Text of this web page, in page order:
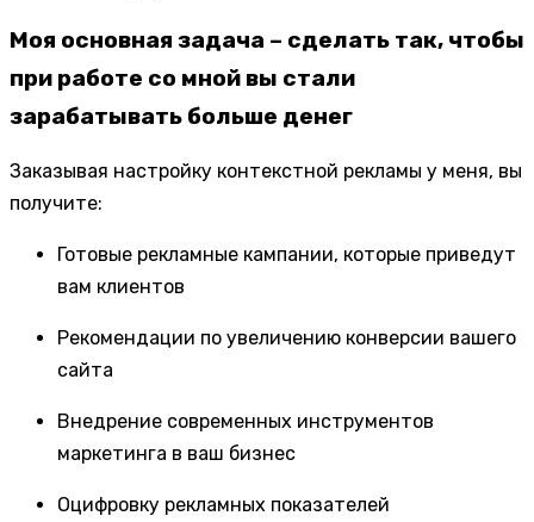
Моя основная задача – сделать так, чтобы
при работе со мной вы стали
зарабатывать больше денег
Заказывая настройку контекстной рекламы у меня, вы
получите:
Готовые рекламные кампании, которые приведут
вам клиентов
Рекомендации по увеличению конверсии вашего
сайта
Внедрение современных инструментов
маркетинга в ваш бизнес
Оцифровку рекламных показателей